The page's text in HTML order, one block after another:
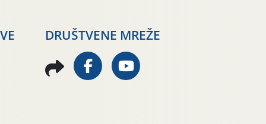
DRUŠTVENE MREŽE